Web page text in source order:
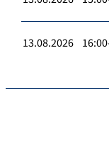
13.08.2026